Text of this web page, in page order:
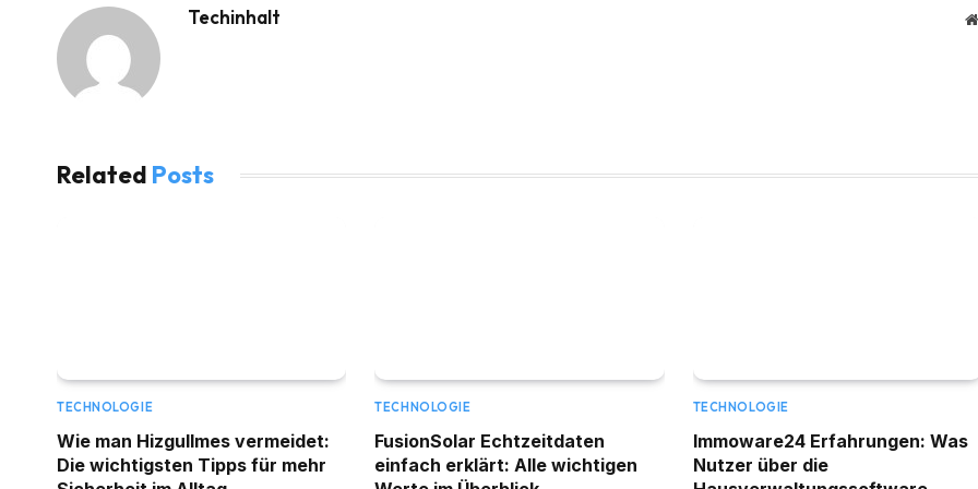
Techinhalt
Related Posts
TECHNOLOGIE
Wie man Hizgullmes vermeidet:
Die wichtigsten Tipps für mehr
TECHNOLOGIE
FusionSolar Echtzeitdaten
einfach erklärt: Alle wichtigen
TECHNOLOGIE
Immoware24 Erfahrungen: Was
Nutzer über die